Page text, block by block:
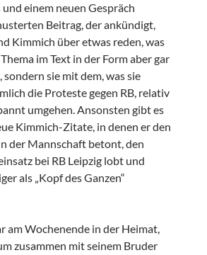
einem neuen Gespräch
Beitrag, der ankündigt,
Kimmich über etwas reden, was
im Text in der Form aber gar
sie mit dem, was sie
die Proteste gegen RB, relativ
umgehen. Ansonsten gibt es
Kimmich-Zitate, in denen er den
der Mannschaft betont, den
bei RB Leipzig lobt und
als „Kopf des Ganzen“
am Wochenende in der Heimat,
zusammen mit seinem Bruder